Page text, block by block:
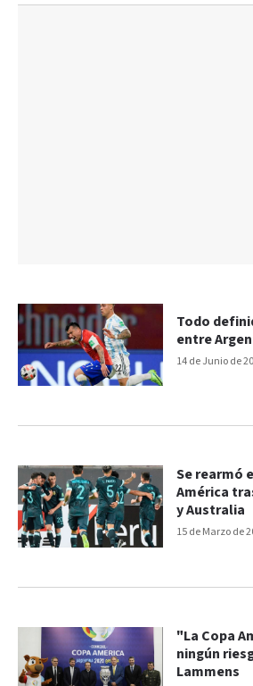
14 de Junio de
Todo
entre
15 de Marzo de
Se rearmó
América
y Australia
"La Copa
ningún
Lammens